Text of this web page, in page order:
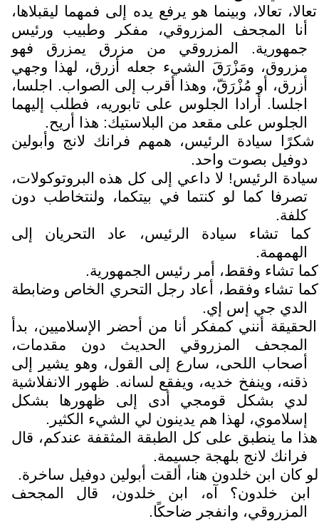
تعالا، تعالا، وبينما هو يرفع يده إلى فمهما ليقبلاها،
أنا المجحف المزروقي، مفكر وطبيب ورئيس
جمهورية. المزروقي من مزرق يمزرق فهو
مزروق، ومَزْرَقَ الشيء جعله أزرق، لهذا وجهي
أزرق، أو مُزْرَقّ، وهذا أقرب إلى الصواب. اجلسا،
اجلسا. أرادا الجلوس على تابوريه، فطلب إليهما
الجلوس على مقعد من البلاستيك: هذا أريح.
شكرًا سيادة الرئيس، همهم فرانك لانج وأبولين
دوفيل بصوت واحد.
سيادة الرئيس! لا داعي إلى كل هذه البروتوكولات،
تصرفا كما لو كنتما في بيتكما، ولنتخاطب دون
كلفة.
كما تشاء سيادة الرئيس، عاد التحريان إلى
الهمهمة.
كما تشاء وفقط، أمر رئيس الجمهورية.
كما تشاء وفقط، أعاد رجل التحري الخاص وضابطة
الدي جي إس إي.
الحقيقة أنني كمفكر أنا من أحضر الإسلاميين، بدأ
المجحف المزروقي الحديث دون مقدمات،
أصحاب اللحى، سارع إلى القول، وهو يشير إلى
ذقنه، وينفخ خديه، ويفقع لسانه. ظهور الانفلاشية
لدي بشكل قومجي أدى إلى ظهورها بشكل
إسلاموي، لهذا هم يدينون لي الشيء الكثير.
هذا ما ينطبق على كل الطبقة المثقفة عندكم، قال
فرانك لانج بلهجة جسيمة.
لو كان ابن خلدون هنا، ألقت أبولين دوفيل ساخرة.
ابن خلدون؟ آه، ابن خلدون، قال المجحف
المزروقي، وانفجر ضاحكًا.